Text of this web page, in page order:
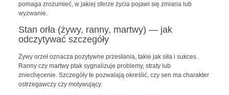
pomaga zrozumieć, w jakiej sferze życia pojawi się zmiana lub
wyzwanie.
Stan orła (żywy, ranny, martwy) — jak
odczytywać szczegóły
Żywy orzeł oznacza pozytywne przesłania, takie jak siła i sukces.
Ranny czy martwy ptak sygnalizuje problemy, straty lub
zniechęcenie. Szczegóły te pozwalają określić, czy sen ma charakter
ostrzegawczy czy motywujący.